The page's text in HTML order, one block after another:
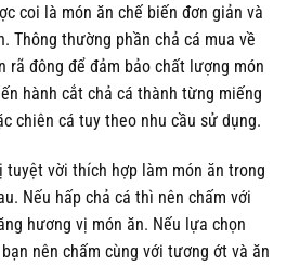
coi là món ăn chế biến đơn giản và
Thông thường phần chả cá mua về
rã đông để đảm bảo chất lượng món
hành cắt chả cá thành từng miếng
chiên cá tuy theo nhu cầu sử dụng.
tuyệt vời thích hợp làm món ăn trong
Nếu hấp chả cá thì nên chấm với
hương vị món ăn. Nếu lựa chọn
nên chấm cùng với tương ớt và ăn